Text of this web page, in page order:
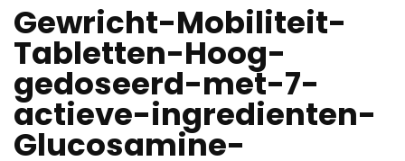
Gewricht-Mobiliteit-
Tabletten-Hoog-
gedoseerd-met-7-
actieve-ingredienten-
Glucosamine-